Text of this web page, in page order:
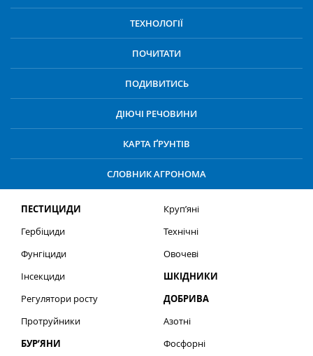
ТЕХНОЛОГІЇ
ПОЧИТАТИ
ПОДИВИТИСЬ
ДІЮЧІ РЕЧОВИНИ
КАРТА ҐРУНТІВ
СЛОВНИК АГРОНОМА
ПЕСТИЦИДИ
Гербіциди
Фунгіциди
Інсекциди
Регулятори росту
Протруйники
БУР’ЯНИ
Круп’яні
Технічні
Овочеві
ШКІДНИКИ
ДОБРИВА
Азотні
Фосфорні